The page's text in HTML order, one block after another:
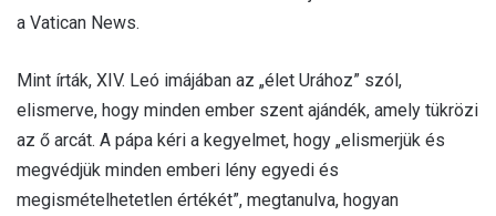
a Vatican News.
Mint írták, XIV. Leó imájában az „élet Urához” szól,
elismerve, hogy minden ember szent ajándék, amely tükrözi
az ő arcát. A pápa kéri a kegyelmet, hogy „elismerjük és
megvédjük minden emberi lény egyedi és
megismételhetetlen értékét”, megtanulva, hogyan